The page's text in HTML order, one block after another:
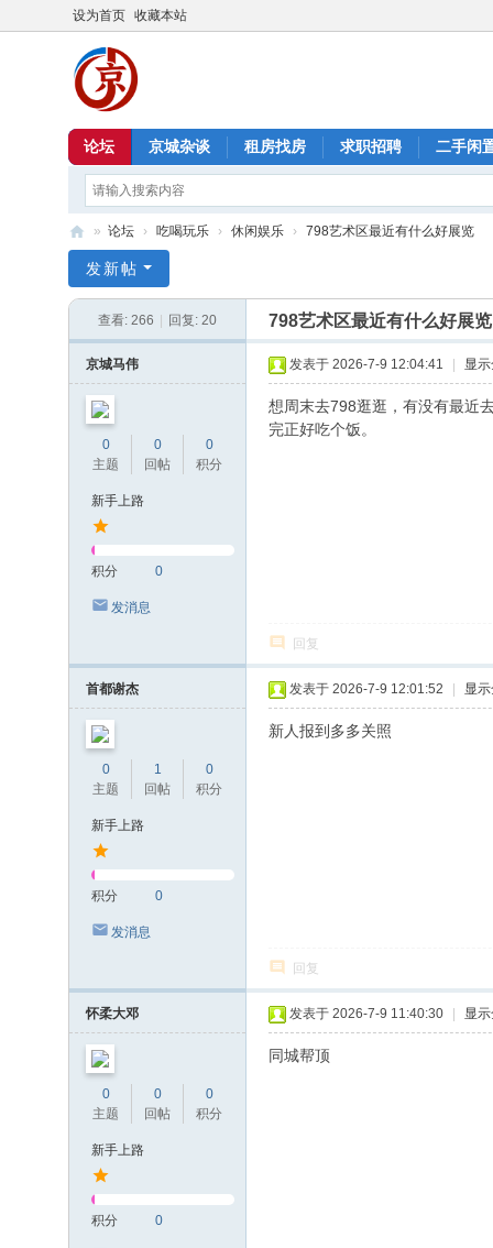
设为首页 收藏本站
论坛 京城杂谈 租房找房 求职招聘 二手闲
京
» 论坛 › 吃喝玩乐 › 休闲娱乐 › 798艺术区最近有什么好展览
发新帖
查看: 266 回复: 20 798艺术区最近有什么好展览
京城马伟
0
主题
0
回帖
0
积分
新手上路
积分 0
发消息
发表于 2026-7-9 12:04:41 显
想周末去798逛逛，有没有最近
完正好吃个饭。
回复
首都谢杰
0
主题
1
回帖
0
积分
新手上路
积分 0
发消息
发表于 2026-7-9 12:01:52 显
新人报到多多关照
回复
怀柔大邓
0
主题
0
回帖
0
积分
新手上路
积分 0
发表于 2026-7-9 11:40:30 显
同城帮顶